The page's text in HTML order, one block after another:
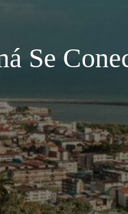
Se